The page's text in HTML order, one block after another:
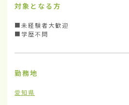
対象となる方
■未経験者大歓迎
■学歴不問
勤務地
愛知県